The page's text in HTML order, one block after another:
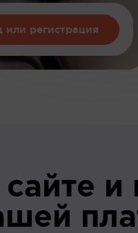
или регистрация
и